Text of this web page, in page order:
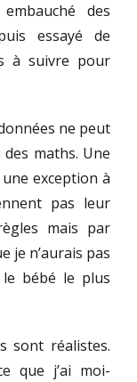
des
essayé de
à suivre pour
ne peut
maths. Une
exception à
pas leur
mais par
je n’aurais pas
bébé le plus
sont réalistes.
que j’ai moi-